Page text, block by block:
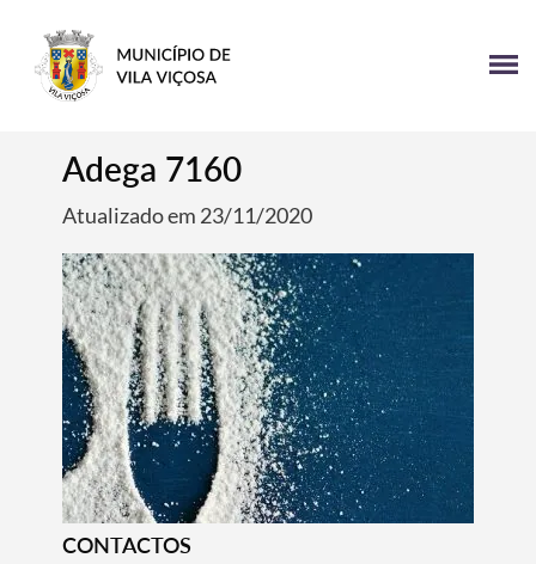
Adega 7160
Atualizado em 23/11/2020
CONTACTOS